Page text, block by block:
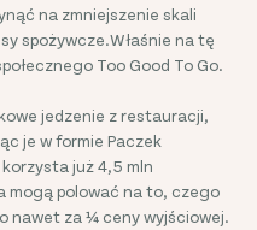
na zmniejszenie skali
spożywcze.Właśnie na tę
Too Good To Go.
jedzenie z restauracji,
je w formie Paczek
już 4,5 mln
mogą polować na to, czego
nawet za ¼ ceny wyjściowej.